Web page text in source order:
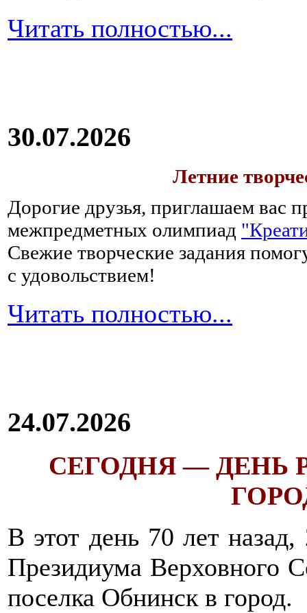
Читать полностью...
30.07.2026
Летние
Дорогие друзья, приглашаем вас
межпредметных олимпиад
Свежие творческие задания
с удовольствием!
Читать полностью...
24.07.2026
СЕГОДНЯ — ДЕНЬ
В этот день 70 лет
Президиума Верховного
поселка Обнинск в город.